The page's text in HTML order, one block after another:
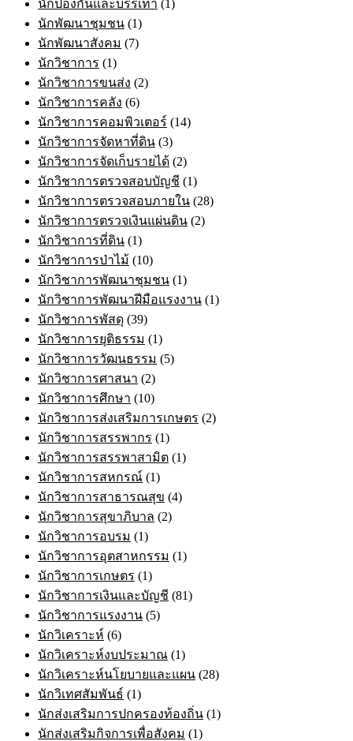
นักป้องกันและบรรเทา (1)
นักพัฒนาชุมชน (1)
นักพัฒนาสังคม (7)
นักวิชาการ (1)
นักวิชาการขนส่ง (2)
นักวิชาการคลัง (6)
นักวิชาการคอมพิวเตอร์ (14)
นักวิชาการจัดหาที่ดิน (3)
นักวิชาการจัดเก็บรายได้ (2)
นักวิชาการตรวจสอบบัญชี (1)
นักวิชาการตรวจสอบภายใน (28)
นักวิชาการตรวจเงินแผ่นดิน (2)
นักวิชาการที่ดิน (1)
นักวิชาการป่าไม้ (10)
นักวิชาการพัฒนาชุมชน (1)
นักวิชาการพัฒนาฝีมือแรงงาน (1)
นักวิชาการพัสดุ (39)
นักวิชาการยุติธรรม (1)
นักวิชาการวัฒนธรรม (5)
นักวิชาการศาสนา (2)
นักวิชาการศึกษา (10)
นักวิชาการส่งเสริมการเกษตร (2)
นักวิชาการสรรพากร (1)
นักวิชาการสรรพาสามิต (1)
นักวิชาการสหกรณ์ (1)
นักวิชาการสาธารณสุข (4)
นักวิชาการสุขาภิบาล (2)
นักวิชาการอบรม (1)
นักวิชาการอุตสาหกรรม (1)
นักวิชาการเกษตร (1)
นักวิชาการเงินและบัญชี (81)
นักวิชาการแรงงาน (5)
นักวิเคราะห์ (6)
นักวิเคราะห์งบประมาณ (1)
นักวิเคราะห์นโยบายและแผน (28)
นักวิเทศสัมพันธ์ (1)
นักส่งเสริมการปกครองท้องถิ่น (1)
นักส่งเสริมกิจการเพื่อสังคม (1)